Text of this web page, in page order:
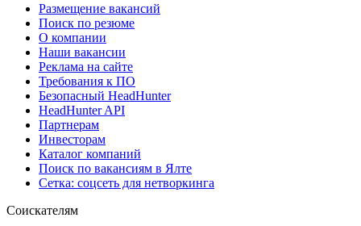
Размещение вакансий
Поиск по резюме
О компании
Наши вакансии
Реклама на сайте
Требования к ПО
Безопасный HeadHunter
HeadHunter API
Партнерам
Инвесторам
Каталог компаний
Поиск по вакансиям в Ялте
Сетка: соцсеть для нетворкинга
Соискателям